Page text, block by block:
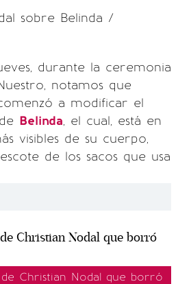
sobre Belinda /
durante la ceremonia
notamos que
a modificar el
Belinda, el cual, está en
visibles de su cuerpo,
de los sacos que usa
Christian Nodal que borró